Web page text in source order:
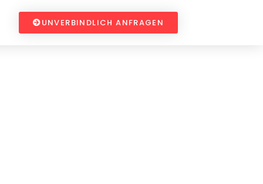
UNVERBINDLICH ANFRAGEN